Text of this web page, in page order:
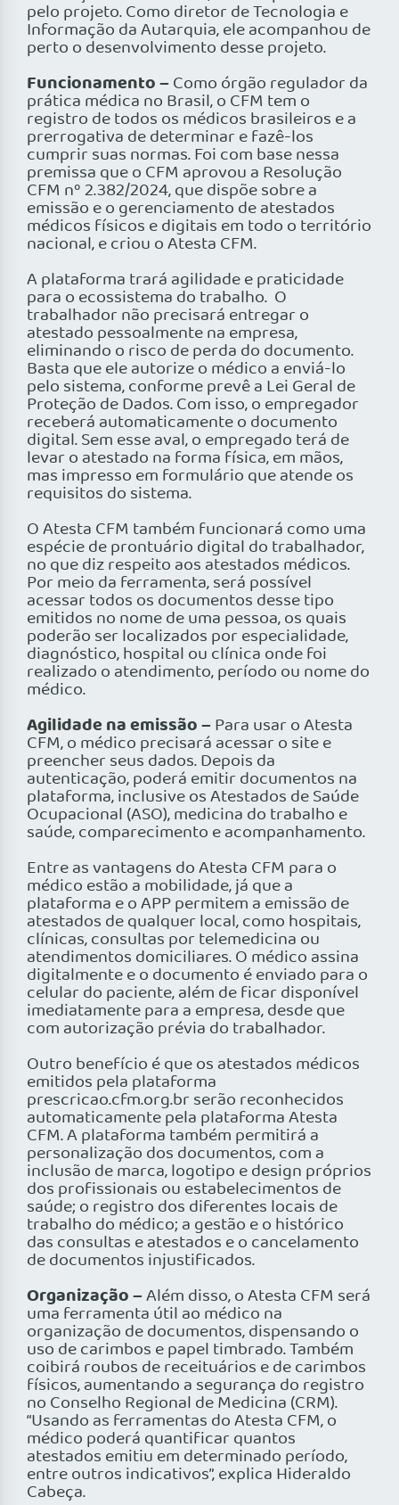
pelo projeto. Como diretor de Tecnologia e
Informação da Autarquia, ele acompanhou de
perto o desenvolvimento desse projeto.
Funcionamento –Como órgão regulador da
prática médica no Brasil, o CFM tem o
registro de todos os médicos brasileiros e a
prerrogativa de determinar e fazê-los
cumprir suas normas. Foi com base nessa
premissa que o CFM aprovou a Resolução
CFM nº 2.382/2024, que dispõe sobre a
emissão e o gerenciamento de atestados
médicos físicos e digitais em todo o território
nacional, e criou o Atesta CFM.
A plataforma trará agilidade e praticidade
para o ecossistema do trabalho. O
trabalhador não precisará entregar o
atestado pessoalmente na empresa,
eliminando o risco de perda do documento.
Basta que ele autorize o médico a enviá-lo
pelo sistema, conforme prevê a Lei Geral de
Proteção de Dados. Com isso, o empregador
receberá automaticamente o documento
digital. Sem esse aval, o empregado terá de
levar o atestado na forma física, em mãos,
mas impresso em formulário que atende os
requisitos do sistema.
O Atesta CFM também funcionará como uma
espécie de prontuário digital do trabalhador,
no que diz respeito aos atestados médicos.
Por meio da ferramenta, será possível
acessar todos os documentos desse tipo
emitidos no nome de uma pessoa, os quais
poderão ser localizados por especialidade,
diagnóstico, hospital ou clínica onde foi
realizado o atendimento, período ou nome do
médico.
Agilidade na emissão –Para usar o Atesta
CFM, o médico precisará acessar o site e
preencher seus dados. Depois da
autenticação, poderá emitir documentos na
plataforma, inclusive os Atestados de Saúde
Ocupacional (ASO), medicina do trabalho e
saúde, comparecimento e acompanhamento.
Entre as vantagens do Atesta CFM para o
médico estão a mobilidade, já que a
plataforma e o APP permitem a emissão de
atestados de qualquer local, como hospitais,
clínicas, consultas por telemedicina ou
atendimentos domiciliares. O médico assina
digitalmente e o documento é enviado para o
celular do paciente, além de ficar disponível
imediatamente para a empresa, desde que
com autorização prévia do trabalhador.
Outro benefício é que os atestados médicos
emitidos pela plataforma
prescricao.cfm.org.br serão reconhecidos
automaticamente pela plataforma Atesta
CFM. A plataforma também permitirá a
personalização dos documentos, com a
inclusão de marca, logotipo e design próprios
dos profissionais ou estabelecimentos de
saúde; o registro dos diferentes locais de
trabalho do médico; a gestão e o histórico
das consultas e atestados e o cancelamento
de documentos injustificados.
Organização –Além disso, o Atesta CFM será
uma ferramenta útil ao médico na
organização de documentos, dispensando o
uso de carimbos e papel timbrado. Também
coibirá roubos de receituários e de carimbos
físicos, aumentando a segurança do registro
no Conselho Regional de Medicina (CRM).
“Usando as ferramentas do Atesta CFM, o
médico poderá quantificar quantos
atestados emitiu em determinado período,
entre outros indicativos”, explica Hideraldo
Cabeça.